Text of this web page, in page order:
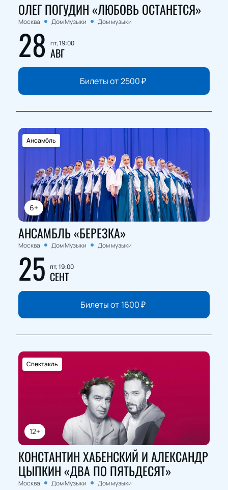
ОЛЕГ ПОГУДИН «ЛЮБОВЬ ОСТАНЕТСЯ»
Москва Дом Музыки Дом музыки
28 пт, 19:00
АВГ
Билеты от2500₽
6+
Ансамбль
АНСАМБЛЬ «БЕРЕЗКА»
Москва Дом Музыки Дом музыки
25 пт, 19:00
СЕНТ
Билеты от 1600₽
12+
Спектакль
КОНСТАНТИН ХАБЕНСКИЙ И АЛЕКСАНДР
ЦЫПКИН «ДВА ПО ПЯТЬДЕСЯТ»
Москва Дом Музыки Дом музыки